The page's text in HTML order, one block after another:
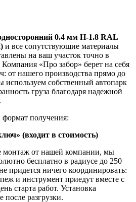
0.4 мм H-1.8 RAL
и все сопутствующие материалы
на ваш участок точно в
«Про забор» берет на себя
от нашего производства прямо до
используем собственный автопарк
груза благодаря надежной
получения:
(входит в стоимость)
монтаж от нашей компании, мы
бесплатно в радиусе до 250
ничего координировать:
и инструмент приедут вместе с
старта работ. Установка
после разгрузки.